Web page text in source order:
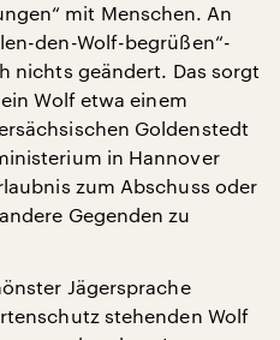
mit Menschen. An
den-Wolf-begrüßen“-
nichts geändert. Das sorgt
Wolf etwa einem
Goldenstedt
in Hannover
zum Abschuss oder
Gegenden zu
Jägersprache
stehenden Wolf